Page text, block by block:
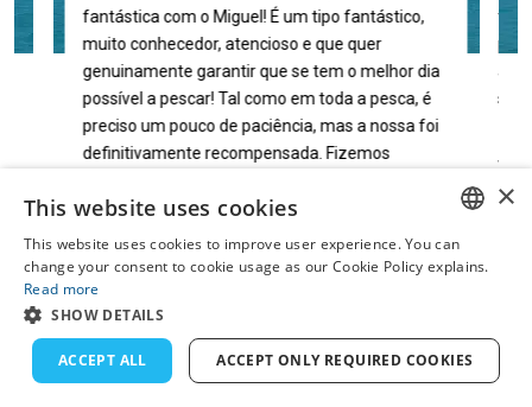
fantástica com o Miguel! É um tipo fantástico,
muito conhecedor, atencioso e que quer
genuinamente garantir que se tem o melhor dia
possível a pescar! Tal como em toda a pesca, é
preciso um pouco de paciência, mas a nossa foi
definitivamente recompensada. Fizemos
golfinhos, o que tornou a saída ainda mais
especial. Recomendo...
Mark Lawrence
Wil
ENGLISH
DUTCH
GERMAN
×
This website uses cookies
This website uses cookies to improve user experience. You can
change your consent to cookie usage as our Cookie Policy explains.
Read more
SHOW DETAILS
ACCEPT ALL ACCEPT ONLY REQUIRED COOKIES